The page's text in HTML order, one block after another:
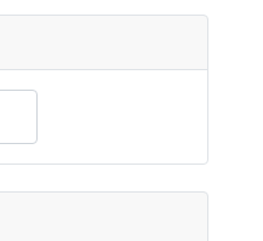
for results.